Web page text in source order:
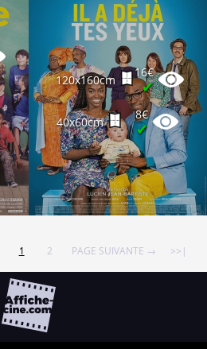
120x160cm
16€
✔
40x60cm
8€
✔
1 2 PAGE SUIVANTE → >>|